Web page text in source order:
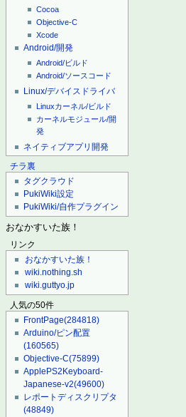
Cocoa
Objective-C
Xcode
Android/開発
Android/ビルド
Android/ソースコード
Linux/デバイスドライバ
Linuxカーネル/ビルド
カーネルモジュール/開
発
ネイティブアプリ開発
チラ裏
タグクラウド
PukiWiki設定
PukiWiki/自作プラグイン
おなかすいた族！
リンク
おなかすいた族！
wiki.nothing.sh
wiki.guttyo.jp
人気の50件
FrontPage(284818)
Arduino/ピン配置
(160565)
Objective-C(75899)
ApplePS2Keyboard-
Japanese-v2(49600)
レポートディスクリプタ
(48849)